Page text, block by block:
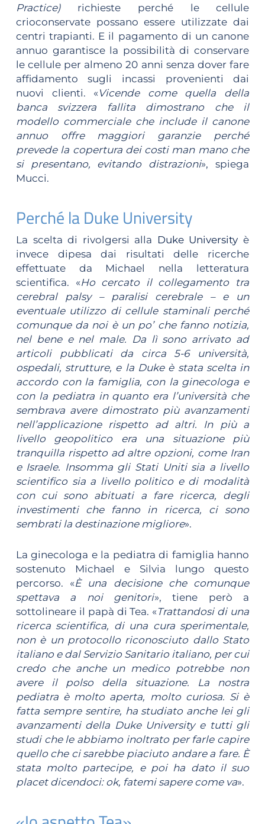
Practice)richieste perché le cellule
crioconservate possano essere utilizzate dai
centri trapianti. E il pagamento di un canone
annuo garantisce la possibilità di conservare
le cellule per almeno 20 anni senza dover fare
affidamento sugli incassi provenienti dai
nuovi clienti. «Vicende come quella della
banca svizzera fallita dimostrano che il
modello commerciale che include il canone
annuo offre maggiori garanzie perché
prevede la copertura dei costi man mano che
si presentano, evitando distrazioni», spiega
Mucci.
Perché la Duke University
La scelta di rivolgersi alla Duke University è
invece dipesa dai risultati delle ricerche
effettuate da Michael nella letteratura
scientifica. «Ho cercato il collegamento tra
cerebral palsy – paralisi cerebrale – e un
eventuale utilizzo di cellule staminali perché
comunque da noi è un po’ che fanno notizia,
nel bene e nel male. Da lì sono arrivato ad
articoli pubblicati da circa 5-6 università,
ospedali, strutture, e la Duke è stata scelta in
accordo con la famiglia, con la ginecologa e
con la pediatra in quanto era l’università che
sembrava avere dimostrato più avanzamenti
nell’applicazione rispetto ad altri. In più a
livello geopolitico era una situazione più
tranquilla rispetto ad altre opzioni, come Iran
e Israele. Insomma gli Stati Uniti sia a livello
scientifico sia a livello politico e di modalità
con cui sono abituati a fare ricerca, degli
investimenti che fanno in ricerca, ci sono
sembrati la destinazione migliore».
La ginecologa e la pediatra di famiglia hanno
sostenuto Michael e Silvia lungo questo
percorso. «È una decisione che comunque
spettava a noi genitori», tiene però a
sottolineare il papà di Tea. «Trattandosi di una
ricerca scientifica, di una cura sperimentale,
non è un protocollo riconosciuto dallo Stato
italiano e dal Servizio Sanitario italiano, per cui
credo che anche un medico potrebbe non
avere il polso della situazione. La nostra
pediatra è molto aperta, molto curiosa. Si è
fatta sempre sentire, ha studiato anche lei gli
avanzamenti della Duke University e tutti gli
studi che le abbiamo inoltrato per farle capire
quello che ci sarebbe piaciuto andare a fare. È
stata molto partecipe, e poi ha dato il suo
placet dicendoci: ok, fatemi sapere come va».